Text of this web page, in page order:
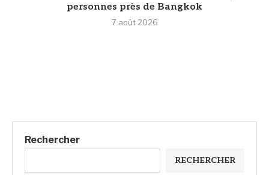
personnes près de Bangkok
7 août 2026
Rechercher
RECHERCHER